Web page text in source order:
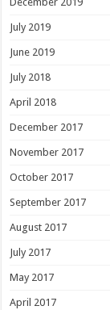
July 2019
June 2019
July 2018
April 2018
December 2017
November 2017
October 2017
September 2017
August 2017
July 2017
May 2017
April 2017